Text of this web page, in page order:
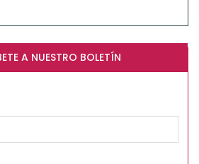
A NUESTRO BOLETÍN